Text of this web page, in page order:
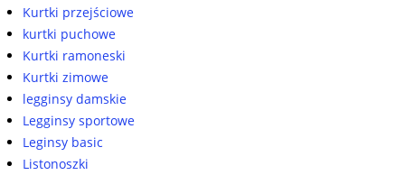
Kurtki przejściowe
kurtki puchowe
Kurtki ramoneski
Kurtki zimowe
legginsy damskie
Legginsy sportowe
Leginsy basic
Listonoszki